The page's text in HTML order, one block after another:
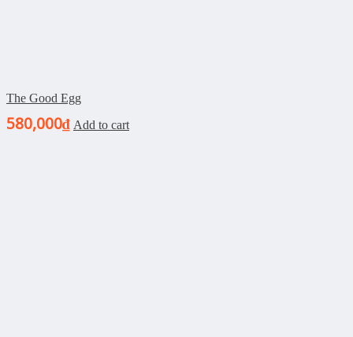
The Good Egg
580,000₫ Add to cart